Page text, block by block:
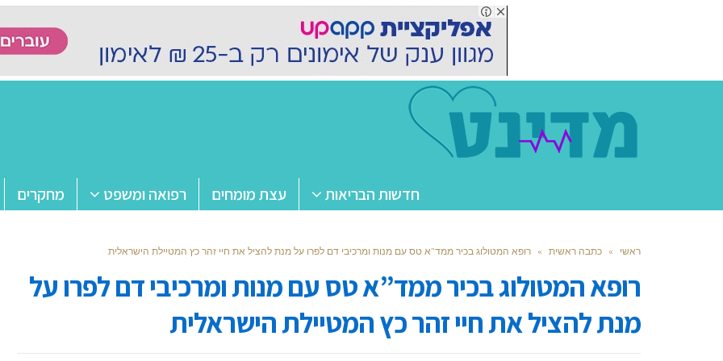
חדשות הבריאות עצת מומחים רפואה ומשפט מחקרים
ראשי » כתבה ראשית » רופא המטולוג בכיר ממד”א טס עם מנות ומרכיבי דם לפרו על מנת להציל את חיי זהר כץ המטיילת הישראלית
רופא המטולוג בכיר ממד”א טס עם מנות ומרכיבי דם לפרו על
מנת להציל את חיי זהר כץ המטיילת הישראלית